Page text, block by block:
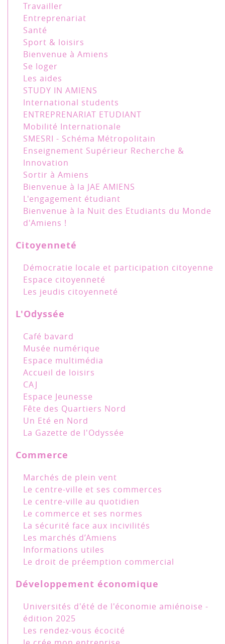
Travailler
Entreprenariat
Santé
Sport & loisirs
Bienvenue à Amiens
Se loger
Les aides
STUDY IN AMIENS
International students
ENTREPRENARIAT ETUDIANT
Mobilité Internationale
SMESRI - Schéma Métropolitain
Enseignement Supérieur Recherche &
Innovation
Sortir à Amiens
Bienvenue à la JAE AMIENS
L'engagement étudiant
Bienvenue à la Nuit des Etudiants du Monde
d'Amiens !
Citoyenneté
Démocratie locale et participation citoyenne
Espace citoyenneté
Les jeudis citoyenneté
L'Odyssée
Café bavard
Musée numérique
Espace multimédia
Accueil de loisirs
CAJ
Espace Jeunesse
Fête des Quartiers Nord
Un Eté en Nord
La Gazette de l'Odyssée
Commerce
Marchés de plein vent
Le centre-ville et ses commerces
Le centre-ville au quotidien
Le commerce et ses normes
La sécurité face aux incivilités
Les marchés d’Amiens
Informations utiles
Le droit de préemption commercial
Développement économique
Universités d'été de l'économie amiénoise -
édition 2025
Les rendez-vous écocité